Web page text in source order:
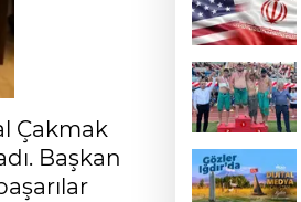
Çakmak
Başkan